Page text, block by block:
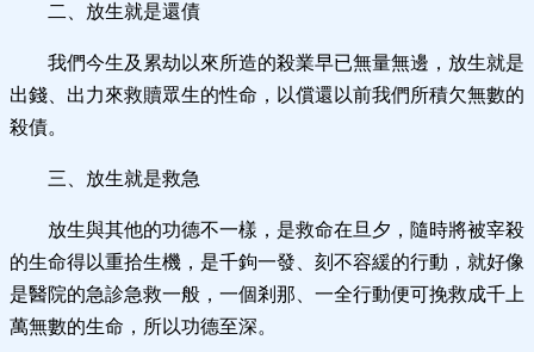
二、放生就是還債
我們今生及累劫以來所造的殺業早已無量無邊，放生就是
出錢、出力來救贖眾生的性命，以償還以前我們所積欠無數的
殺債。
三、放生就是救急
放生與其他的功德不一樣，是救命在旦夕，隨時將被宰殺
的生命得以重拾生機，是千鉤一發、刻不容緩的行動，就好像
是醫院的急診急救一般，一個剎那、一全行動便可挽救成千上
萬無數的生命，所以功德至深。